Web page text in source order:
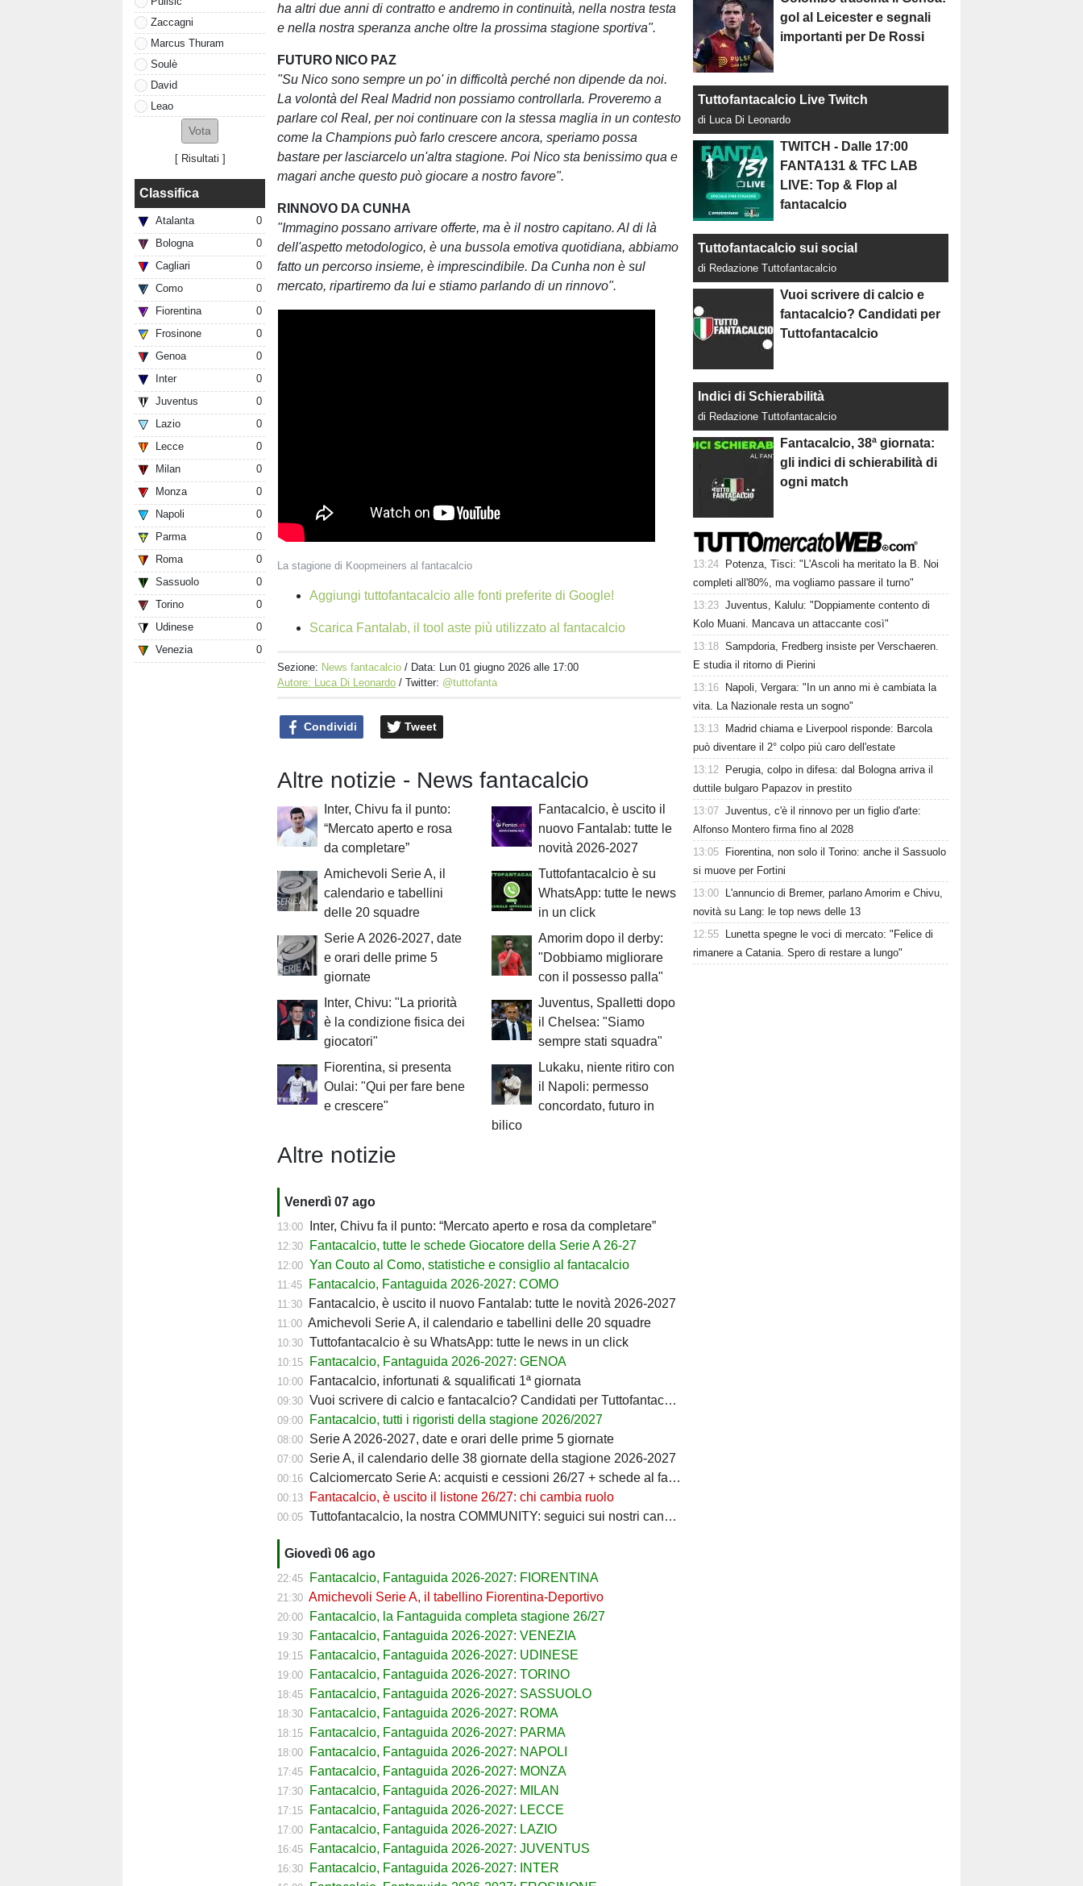
Zaccagni
Marcus Thuram
Soulè
David
Leao
[ Risultati ]
Classifica
Atalanta
0
Bologna
0
Cagliari
0
Como
0
Fiorentina
0
Frosinone
0
Genoa
0
Inter
0
Juventus
0
Lazio
0
Lecce
0
Milan
0
Monza
0
Napoli
0
Parma
0
Roma
0
Sassuolo
0
Torino
0
Udinese
0
Venezia
0
ha altri due anni di contratto e andremo in continuità, nella nostra testa
e nella nostra speranza anche oltre la prossima stagione sportiva".
FUTURO NICO PAZ
"Su Nico sono sempre un po' in difficoltà perché non dipende da noi.
La volontà del Real Madrid non possiamo controllarla. Proveremo a
parlare col Real, per noi continuare con la stessa maglia in un contesto
come la Champions può farlo crescere ancora, speriamo possa
bastare per lasciarcelo un'altra stagione. Poi Nico sta benissimo qua e
magari anche questo può giocare a nostro favore".
RINNOVO DA CUNHA
"Immagino possano arrivare offerte, ma è il nostro capitano. Al di là
dell'aspetto metodologico, è una bussola emotiva quotidiana, abbiamo
fatto un percorso insieme, è imprescindibile. Da Cunha non è sul
mercato, ripartiremo da lui e stiamo parlando di un rinnovo".
La stagione di Koopmeiners al fantacalcio
Aggiungi tuttofantacalcio alle fonti preferite di Google!
Scarica Fantalab, il tool aste più utilizzato al fantacalcio
Sezione: News fantacalcio / Data: Lun 01 giugno 2026 alle 17:00
Autore: Luca Di Leonardo / Twitter: @tuttofanta
Condividi Tweet
Altre notizie - News fantacalcio
Inter, Chivu fa il punto:
“Mercato aperto e rosa
da completare”
Fantacalcio, è uscito il
nuovo Fantalab: tutte le
novità 2026-2027
Amichevoli Serie A, il
calendario e tabellini
delle 20 squadre
Tuttofantacalcio è su
WhatsApp: tutte le news
in un click
Serie A 2026-2027, date
e orari delle prime 5
giornate
Amorim dopo il derby:
"Dobbiamo migliorare
con il possesso palla"
Inter, Chivu: "La priorità
è la condizione fisica dei
giocatori"
Juventus, Spalletti dopo
il Chelsea: "Siamo
sempre stati squadra"
Fiorentina, si presenta
Oulai: "Qui per fare bene
e crescere"
Lukaku, niente ritiro con
il Napoli: permesso
concordato, futuro in
bilico
Altre notizie
Venerdì 07 ago
13:00 Inter, Chivu fa il punto: “Mercato aperto e rosa da completare”
12:30 Fantacalcio, tutte le schede Giocatore della Serie A 26-27
12:00 Yan Couto al Como, statistiche e consiglio al fantacalcio
11:45 Fantacalcio, Fantaguida 2026-2027: COMO
11:30 Fantacalcio, è uscito il nuovo Fantalab: tutte le novità 2026-2027
11:00 Amichevoli Serie A, il calendario e tabellini delle 20 squadre
10:30 Tuttofantacalcio è su WhatsApp: tutte le news in un click
10:15 Fantacalcio, Fantaguida 2026-2027: GENOA
10:00 Fantacalcio, infortunati & squalificati 1ª giornata
09:30 Vuoi scrivere di calcio e fantacalcio? Candidati per Tuttofantacalcio
09:00 Fantacalcio, tutti i rigoristi della stagione 2026/2027
08:00 Serie A 2026-2027, date e orari delle prime 5 giornate
07:00 Serie A, il calendario delle 38 giornate della stagione 2026-2027
00:16 Calciomercato Serie A: acquisti e cessioni 26/27 + schede al fantacalcio
00:13 Fantacalcio, è uscito il listone 26/27: chi cambia ruolo
00:05 Tuttofantacalcio, la nostra COMMUNITY: seguici sui nostri canali social
Giovedì 06 ago
22:45 Fantacalcio, Fantaguida 2026-2027: FIORENTINA
21:30 Amichevoli Serie A, il tabellino Fiorentina-Deportivo
20:00 Fantacalcio, la Fantaguida completa stagione 26/27
19:30 Fantacalcio, Fantaguida 2026-2027: VENEZIA
19:15 Fantacalcio, Fantaguida 2026-2027: UDINESE
19:00 Fantacalcio, Fantaguida 2026-2027: TORINO
18:45 Fantacalcio, Fantaguida 2026-2027: SASSUOLO
18:30 Fantacalcio, Fantaguida 2026-2027: ROMA
18:15 Fantacalcio, Fantaguida 2026-2027: PARMA
18:00 Fantacalcio, Fantaguida 2026-2027: NAPOLI
17:45 Fantacalcio, Fantaguida 2026-2027: MONZA
17:30 Fantacalcio, Fantaguida 2026-2027: MILAN
17:15 Fantacalcio, Fantaguida 2026-2027: LECCE
17:00 Fantacalcio, Fantaguida 2026-2027: LAZIO
16:45 Fantacalcio, Fantaguida 2026-2027: JUVENTUS
16:30 Fantacalcio, Fantaguida 2026-2027: INTER
gol al Leicester e segnali
importanti per De Rossi
Tuttofantacalcio Live Twitch
di Luca Di Leonardo
TWITCH - Dalle 17:00
FANTA131 & TFC LAB
LIVE: Top & Flop al
fantacalcio
Tuttofantacalcio sui social
di Redazione Tuttofantacalcio
Vuoi scrivere di calcio e
fantacalcio? Candidati per
Tuttofantacalcio
Indici di Schierabilità
di Redazione Tuttofantacalcio
Fantacalcio, 38ª giornata:
gli indici di schierabilità di
ogni match
13:24
Potenza, Tisci: "L'Ascoli ha meritato la B. Noi
completi all'80%, ma vogliamo passare il turno"
13:23 Juventus, Kalulu: "Doppiamente contento di
Kolo Muani. Mancava un attaccante così"
13:18 Sampdoria, Fredberg insiste per Verschaeren.
E studia il ritorno di Pierini
13:16
Napoli, Vergara: "In un anno mi è cambiata la
vita. La Nazionale resta un sogno"
13:13
Madrid chiama e Liverpool risponde: Barcola
può diventare il 2° colpo più caro dell'estate
13:12
Perugia, colpo in difesa: dal Bologna arriva il
duttile bulgaro Papazov in prestito
13:07 Juventus, c'è il rinnovo per un figlio d'arte:
Alfonso Montero firma fino al 2028
13:05
Fiorentina, non solo il Torino: anche il Sassuolo
si muove per Fortini
13:00
L'annuncio di Bremer, parlano Amorim e Chivu,
novità su Lang: le top news delle 13
12:55
Lunetta spegne le voci di mercato: "Felice di
rimanere a Catania. Spero di restare a lungo"